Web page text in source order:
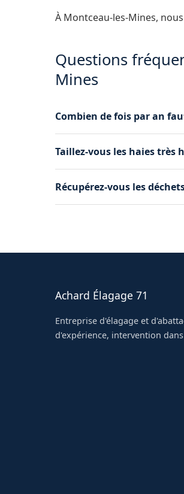
À Montceau-les-Mines,
Questions
Mines
Combien de fois par an
tailles par an (printemps et
annuelle. Nous définissons
Taillez-vous les haies très
dépassent 3 mètres. Nous
Montceau-les-Mines.
Récupérez-vous les
Achard Élagage 71
Entreprise d'élagage et
d'expérience, intervention